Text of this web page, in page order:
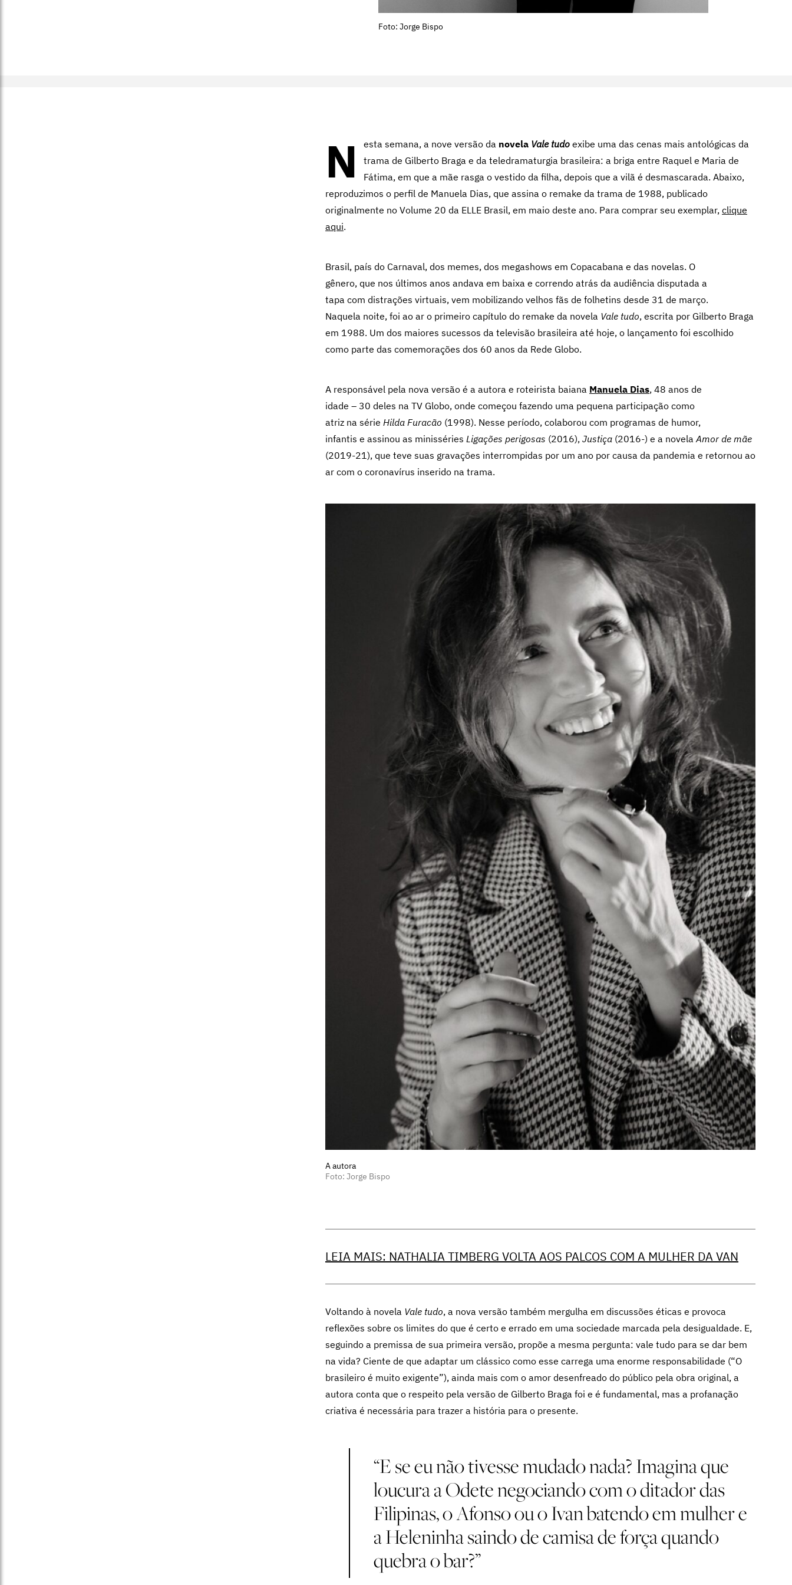
Foto: Jorge Bispo
N esta semana, a nove versão da novela Vale tudo exibe uma das cenas mais antológicas da
trama de Gilberto Braga e da teledramaturgia brasileira: a briga entre Raquel e Maria de
Fátima, em que a mãe rasga o vestido da filha, depois que a vilã é desmascarada. Abaixo,
reproduzimos o perfil de Manuela Dias, que assina o remake da trama de 1988, publicado
originalmente no Volume 20 da ELLE Brasil, em maio deste ano. Para comprar seu exemplar, clique
aqui.
Brasil, país do Carnaval, dos memes, dos megashows em Copacabana e das novelas. O
gênero, que nos últimos anos andava em baixa e correndo atrás da audiência disputada a
tapa com distrações virtuais, vem mobilizando velhos fãs de folhetins desde 31 de março.
Naquela noite, foi ao ar o primeiro capítulo do remake da novela Vale tudo, escrita por Gilberto Braga
em 1988. Um dos maiores sucessos da televisão brasileira até hoje, o lançamento foi escolhido
como parte das comemorações dos 60 anos da Rede Globo.
A responsável pela nova versão é a autora e roteirista baiana Manuela Dias, 48 anos de
idade – 30 deles na TV Globo, onde começou fazendo uma pequena participação como
atriz na série Hilda Furacão (1998). Nesse período, colaborou com programas de humor,
infantis e assinou as minisséries Ligações perigosas (2016), Justiça (2016-) e a novelaAmor de mãe
(2019-21), que teve suas gravações interrompidas por um ano por causa da pandemia e retornou ao
ar com o coronavírus inserido na trama.
A autora
Foto: Jorge Bispo
LEIA MAIS: NATHALIA TIMBERG VOLTA AOS PALCOS COM A MULHER DA VAN
Voltando à novela Vale tudo, a nova versão também mergulha em discussões éticas e provoca
reflexões sobre os limites do que é certo e errado em uma sociedade marcada pela desigualdade. E,
seguindo a premissa de sua primeira versão, propõe a mesma pergunta: vale tudo para se dar bem
na vida? Ciente de que adaptar um clássico como esse carrega uma enorme responsabilidade (“O
brasileiro é muito exigente”), ainda mais com o amor desenfreado do público pela obra original, a
autora conta que o respeito pela versão de Gilberto Braga foi e é fundamental, mas a profanação
criativa é necessária para trazer a história para o presente.
“E se eu não tivesse mudado nada? Imagina que
loucura a Odete negociando com o ditador das
Filipinas, o Afonso ou o Ivan batendo em mulher e
a Heleninha saindo de camisa de força quando
quebra o bar?”